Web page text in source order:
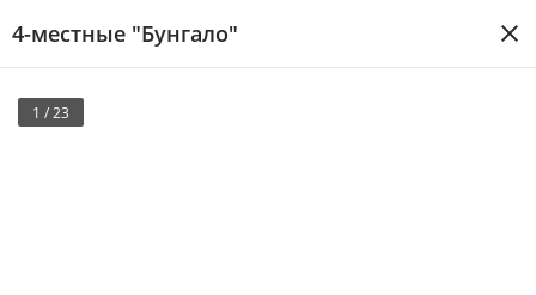
4-местные "Бунгало"
1 / 23